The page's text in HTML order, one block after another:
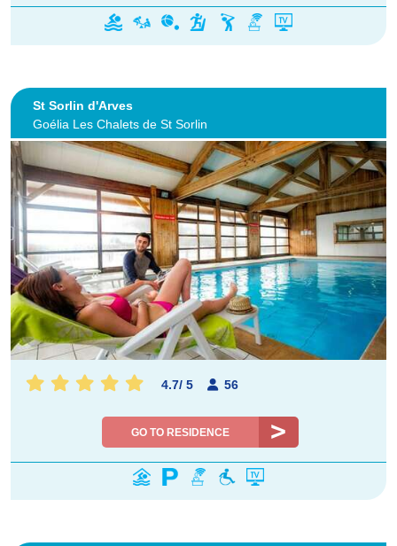
St Sorlin d'Arves
Goélia Les Chalets de St Sorlin
4.7/ 5 56
GO TO RESIDENCE